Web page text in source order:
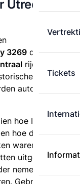
Tickets
3269 dievan
rijdt. Deze
automatisch
hoe Intercity
hoe de
waren. Is deze
uitgevallen?
nemen als je
Gebruik de